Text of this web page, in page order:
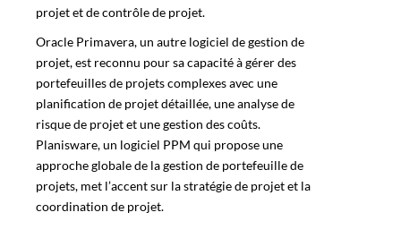
projet et de contrôle de projet.
Oracle Primavera, un autre logiciel de gestion de
projet, est reconnu pour sa capacité à gérer des
portefeuilles de projets complexes avec une
planification de projet détaillée, une analyse de
risque de projet et une gestion des coûts.
Planisware, un logiciel PPM qui propose une
approche globale de la gestion de portefeuille de
projets, met l’accent sur la stratégie de projet et la
coordination de projet.